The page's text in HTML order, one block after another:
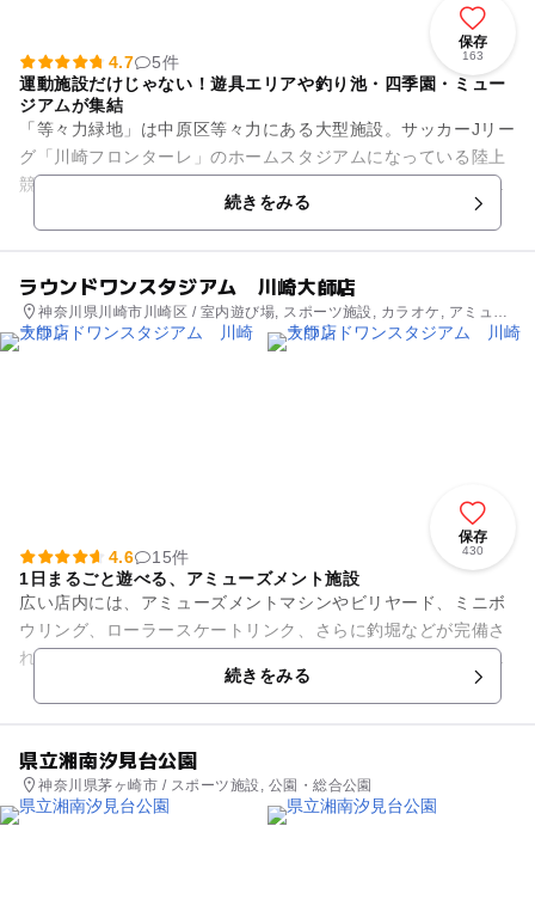
保存
163
4.7
5件
運動施設だけじゃない！遊具エリアや釣り池・四季園・ミュー
ジアムが集結
「等々力緑地」は中原区等々力にある大型施設。サッカーJリー
グ「川崎フロンターレ」のホームスタジアムになっている陸上
競技場を始め、野球場、サッカー場、テニスコート、とどろき
アリーナなどの運動施設が...続きをみる
ラウンドワンスタジアム 川崎大師店
神奈川県川崎市川崎区 / 室内遊び場, スポーツ施設, カラオケ, アミュー
ズメント
保存
430
4.6
15件
1日まるごと遊べる、アミューズメント施設
広い店内には、アミューズメントマシンやビリヤード、ミニボ
ウリング、ローラースケートリンク、さらに釣堀などが完備さ
れ、スポーツやゲームで熱くなり、汗をかき、一日中楽しめる
続きをみる
県立湘南汐見台公園
神奈川県茅ヶ崎市 / スポーツ施設, 公園・総合公園